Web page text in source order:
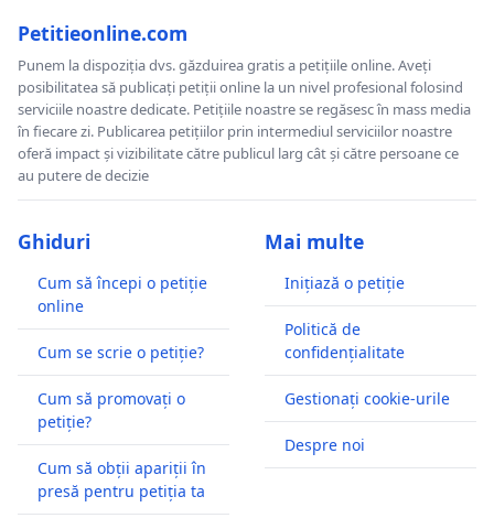
Petitieonline.com
Punem la dispoziția dvs. găzduirea gratis a petițiile online. Aveți
posibilitatea să publicați petiții online la un nivel profesional folosind
serviciile noastre dedicate. Petițiile noastre se regăsesc în mass media
în fiecare zi. Publicarea petițiilor prin intermediul serviciilor noastre
oferă impact și vizibilitate către publicul larg cât și către persoane ce
au putere de decizie
Ghiduri
Cum să începi o petiție
online
Cum se scrie o petiție?
Cum să promovați o
petiție?
Cum să obții apariții în
presă pentru petiția ta
Mai multe
Inițiază o petiție
Politică de
confidențialitate
Gestionați cookie-urile
Despre noi